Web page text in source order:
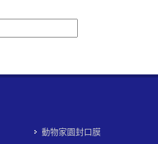
動物家園封口膜